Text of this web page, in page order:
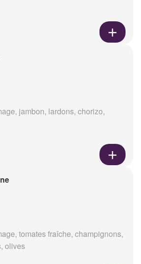
jambon, lardons, chorizo,
tomates fraîche, champignons,
olives